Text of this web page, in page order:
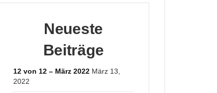
Neueste
Beiträge
12 von 12 – März 2022 März 13,
2022